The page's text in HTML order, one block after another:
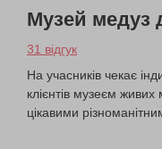
Музей медуз
31 відгук
На учасників чекає
клієнтів музеєм живих
цікавими